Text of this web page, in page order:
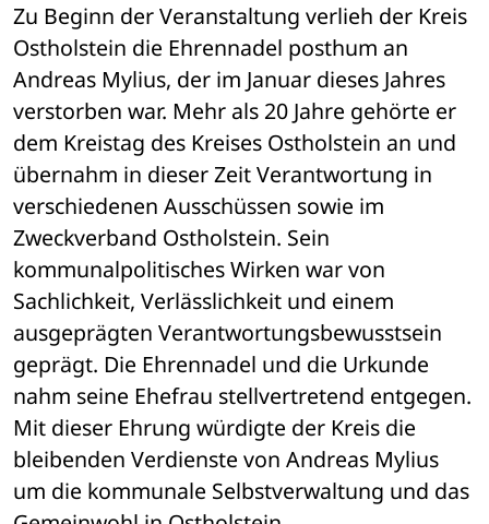
Zu Beginn der Veranstaltung verlieh der Kreis
Ostholstein die Ehrennadel posthum an
Andreas Mylius, der im Januar dieses Jahres
verstorben war. Mehr als 20 Jahre gehörte er
dem Kreistag des Kreises Ostholstein an und
übernahm in dieser Zeit Verantwortung in
verschiedenen Ausschüssen sowie im
Zweckverband Ostholstein. Sein
kommunalpolitisches Wirken war von
Sachlichkeit, Verlässlichkeit und einem
ausgeprägten Verantwortungsbewusstsein
geprägt. Die Ehrennadel und die Urkunde
nahm seine Ehefrau stellvertretend entgegen.
Mit dieser Ehrung würdigte der Kreis die
bleibenden Verdienste von Andreas Mylius
um die kommunale Selbstverwaltung und das